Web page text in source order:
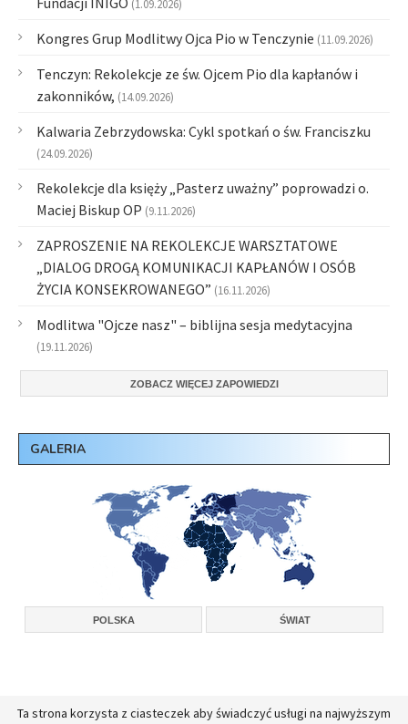
(1.09.2026)
Kongres Grup Modlitwy Ojca Pio w Tenczynie (11.09.2026)
Tenczyn: Rekolekcje ze św. Ojcem Pio dla kapłanów i
zakonników, (14.09.2026)
Kalwaria Zebrzydowska: Cykl spotkań o św. Franciszku
(24.09.2026)
Rekolekcje dla księży „Pasterz uważny” poprowadzi o.
Maciej Biskup OP (9.11.2026)
ZAPROSZENIE NA REKOLEKCJE WARSZTATOWE
„DIALOG DROGĄ KOMUNIKACJI KAPŁANÓW I OSÓB
ŻYCIA KONSEKROWANEGO” (16.11.2026)
Modlitwa "Ojcze nasz" – biblijna sesja medytacyjna
(19.11.2026)
ZOBACZ WIĘCEJ ZAPOWIEDZI
GALERIA
POLSKA ŚWIAT
Ta strona korzysta z ciasteczek aby świadczyć usługi na najwyższym